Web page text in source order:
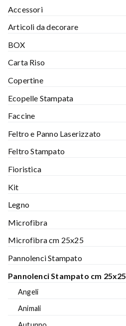
Accessori
Articoli da decorare
BOX
Carta Riso
Copertine
Ecopelle Stampata
Faccine
Feltro e Panno Laserizzato
Feltro Stampato
Fioristica
Kit
Legno
Microfibra
Microfibra cm 25x25
Pannolenci Stampato
Pannolenci Stampato cm 25x25
Angeli
Animali